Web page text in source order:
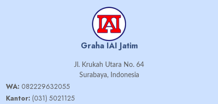
Graha IAI Jatim
Jl. Krukah Utara No. 64
Surabaya, Indonesia
WA: 082229632055
Kantor: (031) 5021125